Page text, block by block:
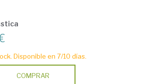
Disponible en 7/10 días.
COMPRAR